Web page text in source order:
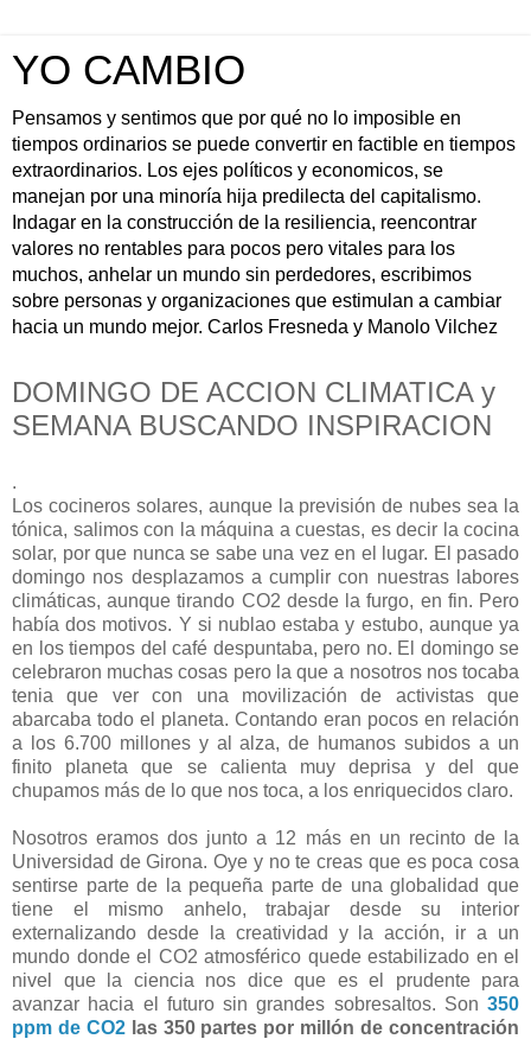
YO CAMBIO
Pensamos y sentimos que por qué no lo imposible en
tiempos ordinarios se puede convertir en factible en tiempos
extraordinarios. Los ejes políticos y economicos, se
manejan por una minoría hija predilecta del capitalismo.
Indagar en la construcción de la resiliencia, reencontrar
valores no rentables para pocos pero vitales para los
muchos, anhelar un mundo sin perdedores, escribimos
sobre personas y organizaciones que estimulan a cambiar
hacia un mundo mejor. Carlos Fresneda y Manolo Vilchez
DOMINGO DE ACCION CLIMATICA y
SEMANA BUSCANDO INSPIRACION
.
Los cocineros solares, aunque la previsión de nubes sea la
tónica, salimos con la máquina a cuestas, es decir la cocina
solar, por que nunca se sabe una vez en el lugar. El pasado
domingo nos desplazamos a cumplir con nuestras labores
climáticas, aunque tirando CO2 desde la furgo, en fin. Pero
había dos motivos. Y si nublao estaba y estubo, aunque ya
en los tiempos del café despuntaba, pero no. El domingo se
celebraron muchas cosas pero la que a nosotros nos tocaba
tenia que ver con una movilización de activistas que
abarcaba todo el planeta. Contando eran pocos en relación
a los 6.700 millones y al alza, de humanos subidos a un
finito planeta que se calienta muy deprisa y del que
chupamos más de lo que nos toca, a los enriquecidos claro.
Nosotros eramos dos junto a 12 más en un recinto de la
Universidad de Girona. Oye y no te creas que es poca cosa
sentirse parte de la pequeña parte de una globalidad que
tiene el mismo anhelo, trabajar desde su interior
externalizando desde la creatividad y la acción, ir a un
mundo donde el CO2 atmosférico quede estabilizado en el
nivel que la ciencia nos dice que es el prudente para
avanzar hacia el futuro sin grandes sobresaltos. Son 350
ppm de CO2las 350 partes por millón de concentración